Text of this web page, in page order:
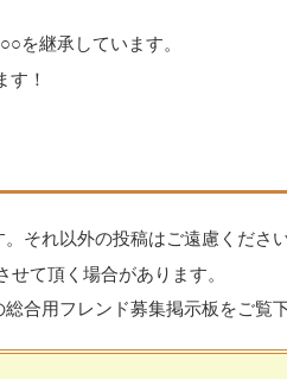
を継承しています。
す！
それ以外の投稿はご遠慮ください
て頂く場合があります。
合用フレンド募集掲示板をご覧下